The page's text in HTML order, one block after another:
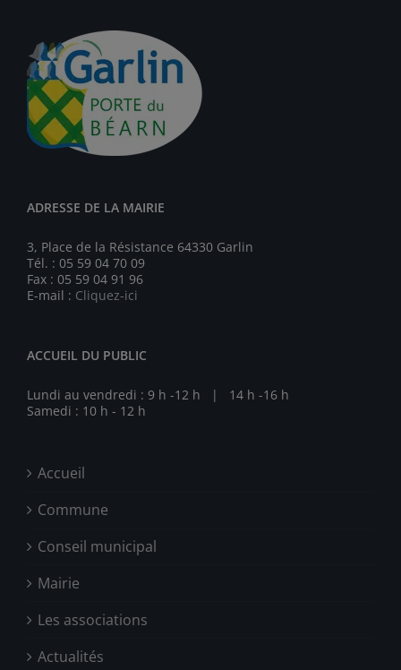
ADRESSE DE LA MAIRIE
3, Place de la Résistance 64330 Garlin
Tél. : 05 59 04 70 09
Fax : 05 59 04 91 96
E-mail : Cliquez-ici
ACCUEIL DU PUBLIC
Lundi au vendredi : 9 h -12 h | 14 h -16 h
Samedi : 10 h - 12 h
Accueil
Commune
Conseil municipal
Mairie
Les associations
Actualités